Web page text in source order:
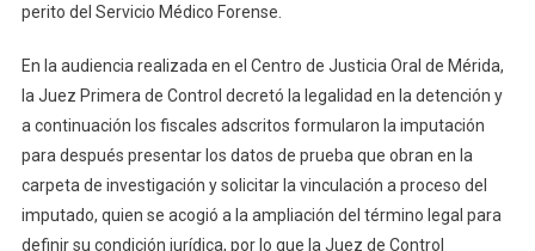
perito del Servicio Médico Forense.
En la audiencia realizada en el Centro de Justicia Oral de Mérida,
la Juez Primera de Control decretó la legalidad en la detención y
a continuación los fiscales adscritos formularon la imputación
para después presentar los datos de prueba que obran en la
carpeta de investigación y solicitar la vinculación a proceso del
imputado, quien se acogió a la ampliación del término legal para
definir su condición jurídica, por lo que la Juez de Control